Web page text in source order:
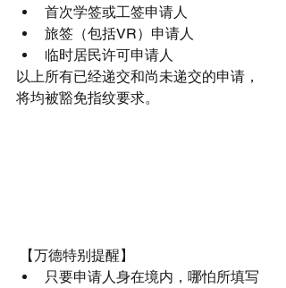
首次学签或工签申请人
旅签（包括VR）申请人
临时居民许可申请人
以上所有已经递交和尚未递交的申请，
将均被豁免指纹要求。
【万德特别提醒】
只要申请人身在境内，哪怕所填写